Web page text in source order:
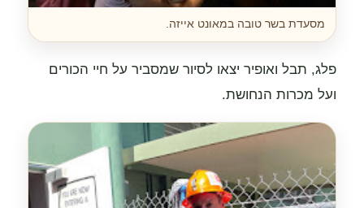
מסעדת בשר טובה במאונט אייזה.
פלג, תבל ואופיר יצאו לסיור שמסביר על חיי הכורים
ועל מכרות הנחושת.